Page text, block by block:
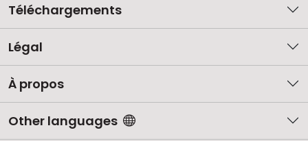
Téléchargements
Légal
À propos
Other languages